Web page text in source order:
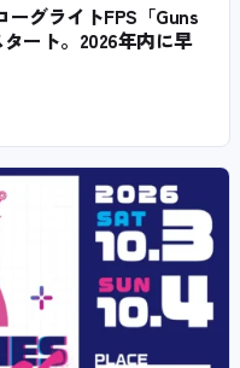
グライトFPS「Guns
ート。2026年内に早